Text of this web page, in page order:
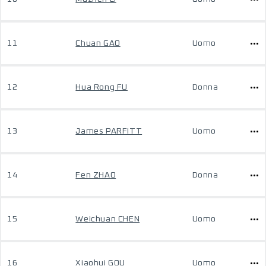
11 Chuan GAO Uomo
12 Hua Rong FU Donna
13 James PARFITT Uomo
14 Fen ZHAO Donna
15 Weichuan CHEN Uomo
16 Xiaohui GOU Uomo